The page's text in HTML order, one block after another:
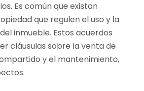
Es común que existan
que regulen el uso y la
inmueble. Estos acuerdos
cláusulas sobre la venta de
y el mantenimiento,